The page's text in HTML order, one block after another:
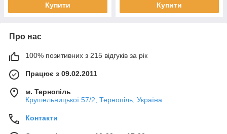
Купити Купити
Про нас
100% позитивних з 215 відгуків за рік
Працює з 09.02.2011
м. Тернопіль
Крушельницької 57/2, Тернопіль, Україна
Контакти